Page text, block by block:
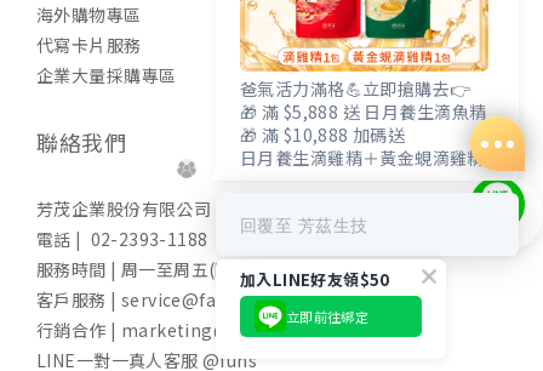
立即購買
海外購物專區
代寫卡片服務
企業大量採購專區
聯絡我們
芳茂企業股份有限公司
電話 | 02-2393-1188
服務時間 | 周一至周五(國定假日除外) 9:00-17:30
客戶服務 | service@fangzih.com
行銷合作 | marketing@fangzih.com
LINE一對一真人客服 @funs
爸氣活力滿格💪立即搶購去👉
🎁 滿 $5,888 送 日月養生滴魚精
🎁 滿 $10,888 加碼送
日月養生滴雞精＋黃金蜆滴雞精
回覆至 芳茲生技
加入LINE好友領$50
立即前往綁定